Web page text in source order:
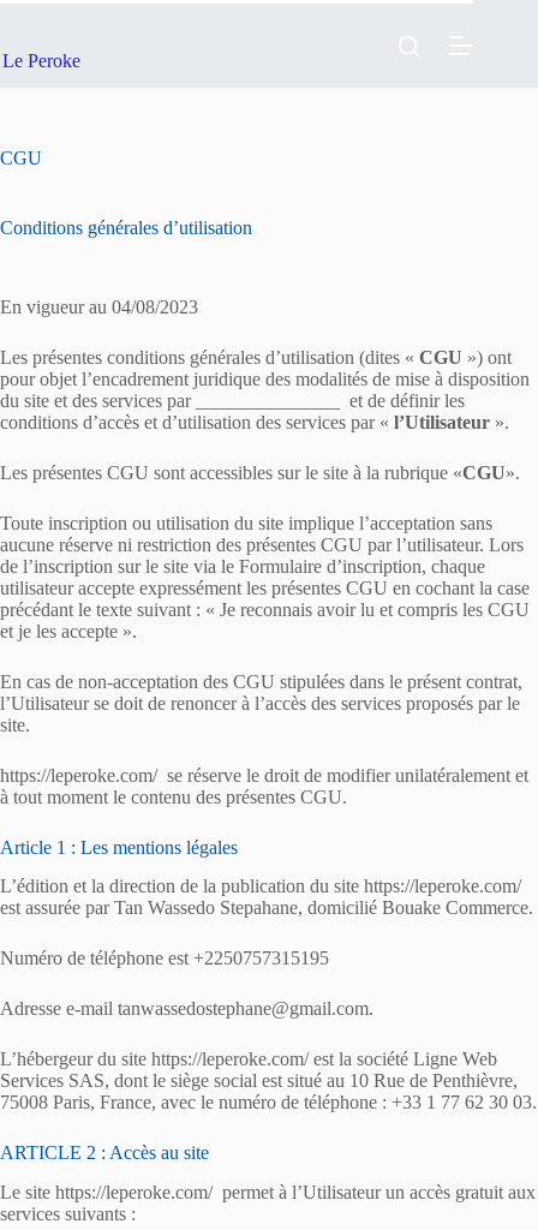
contenu
Le Peroke
CGU
Conditions générales d’utilisation
En vigueur au 04/08/2023
Les présentes conditions générales d’utilisation (dites « CGU ») ont
pour objet l’encadrement juridique des modalités de mise à disposition
du site et des services par _______________ et de définir les
conditions d’accès et d’utilisation des services par « l’Utilisateur ».
Les présentes CGU sont accessibles sur le site à la rubrique «CGU».
Toute inscription ou utilisation du site implique l’acceptation sans
aucune réserve ni restriction des présentes CGU par l’utilisateur. Lors
de l’inscription sur le site via le Formulaire d’inscription, chaque
utilisateur accepte expressément les présentes CGU en cochant la case
précédant le texte suivant : « Je reconnais avoir lu et compris les CGU
et je les accepte ».
En cas de non-acceptation des CGU stipulées dans le présent contrat,
l’Utilisateur se doit de renoncer à l’accès des services proposés par le
site.
https://leperoke.com/ se réserve le droit de modifier unilatéralement et
à tout moment le contenu des présentes CGU.
Article 1 : Les mentions légales
L’édition et la direction de la publication du site https://leperoke.com/
est assurée par Tan Wassedo Stepahane, domicilié Bouake Commerce.
Numéro de téléphone est +2250757315195
Adresse e-mail tanwassedostephane@gmail.com.
L’hébergeur du site https://leperoke.com/ est la société Ligne Web
Services SAS, dont le siège social est situé au 10 Rue de Penthièvre,
75008 Paris, France, avec le numéro de téléphone : +33 1 77 62 30 03.
ARTICLE 2 : Accès au site
Le site https://leperoke.com/ permet à l’Utilisateur un accès gratuit aux
services suivants :